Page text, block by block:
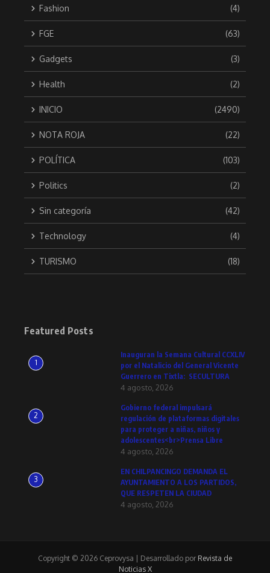
Fashion (4)
FGE (63)
Gadgets (3)
Health (2)
INICIO (2490)
NOTA ROJA (22)
POLÍTICA (103)
Politics (2)
Sin categoría (42)
Technology (4)
TURISMO (18)
Featured Posts
1
Inauguran la Semana Cultural CCXLIV
por el Natalicio del General Vicente
Guerrero en Tixtla: SECULTURA
4 agosto, 2026
2
Gobierno federal impulsará
regulación de plataformas digitales
para proteger a niñas, niños y
adolescentes<br>Prensa Libre
4 agosto, 2026
3
EN CHILPANCINGO DEMANDA EL
AYUNTAMIENTO A LOS PARTIDOS,
QUE RESPETEN LA CIUDAD
4 agosto, 2026
Copyright © 2026 Ceprovysa | Desarrollado por Revista de
Noticias X